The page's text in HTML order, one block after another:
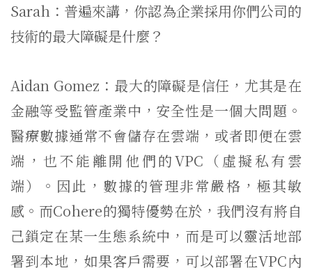
Sarah：普遍來講，你認為企業採用你們公司的
技術的最大障礙是什麼？
Aidan Gomez：最大的障礙是信任，尤其是在
金融等受監管產業中，安全性是一個大問題。
醫療數據通常不會儲存在雲端，或者即便在雲
端，也不能離開他們的VPC（虛擬私有雲
端）。因此，數據的管理非常嚴格，極其敏
感。而Cohere的獨特優勢在於，我們沒有將自
己鎖定在某一生態系統中，而是可以靈活地部
署到本地，如果客戶需要，可以部署在VPC內